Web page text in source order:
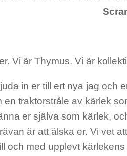
Vi är Thymus. Vi är
in er till ert nya jag och
en traktorstråle av kärlek
er själva som kärlek,
är att älska er. Vi vet
och med upplevt